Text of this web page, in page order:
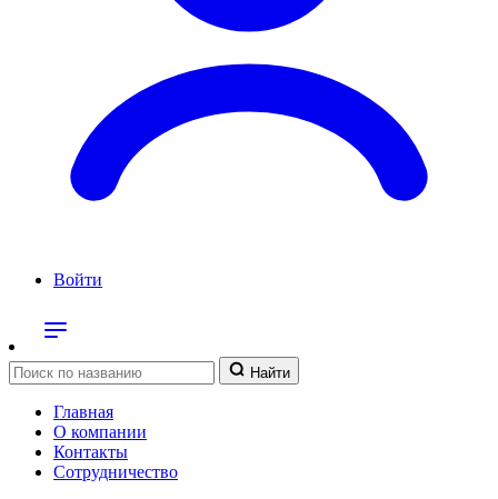
Войти
Найти
Главная
О компании
Контакты
Сотрудничество